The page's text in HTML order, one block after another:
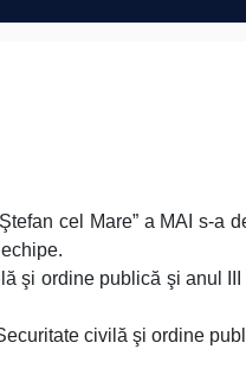
cel Mare” a MAI s-a
şi ordine publică şi anul III
civilă şi ordine